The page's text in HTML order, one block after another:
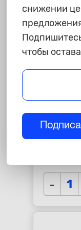
625 ₽
Лента
"Сила",
черная
-
снижении
чтобы